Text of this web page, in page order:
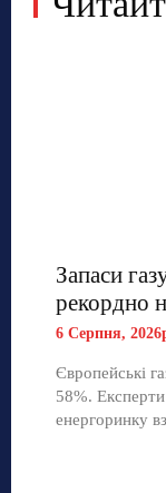
Запаси
рекордно
6 Серпня,
Європейські
58%.
енергоринку